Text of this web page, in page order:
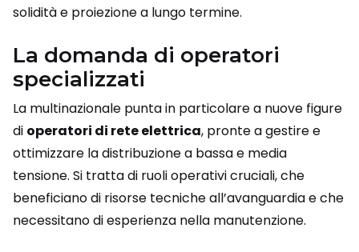
solidità e proiezione a lungo termine.
La domanda di operatori
specializzati
La multinazionale punta in particolare a nuove figure
di operatori di rete elettrica, pronte a gestire e
ottimizzare la distribuzione a bassa e media
tensione. Si tratta di ruoli operativi cruciali, che
beneficiano di risorse tecniche all’avanguardia e che
necessitano di esperienza nella manutenzione.